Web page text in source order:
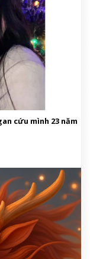
cứu mình 23 năm